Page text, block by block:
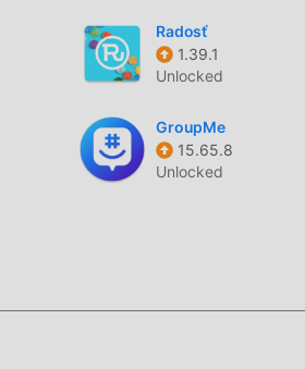
Radosť
1.39.1
Unlocked
GroupMe
15.65.8
Unlocked